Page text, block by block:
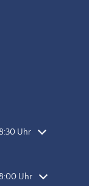
auszublenden
Uhr
auszublenden
Uhr